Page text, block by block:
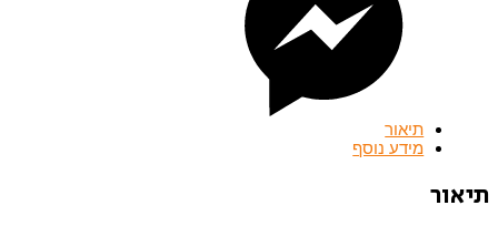
תיאור
מידע נוסף
תיאור